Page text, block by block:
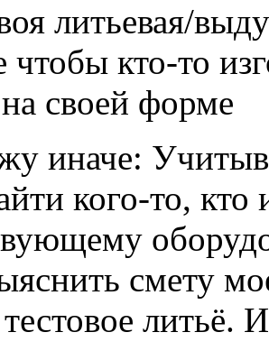
литьевая/
чтобы кто-то
своей форме
иначе:
кого-то, кто
смету
литьё.